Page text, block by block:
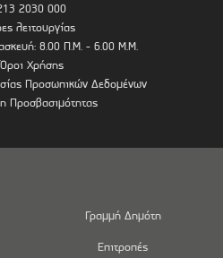
2030 000
λειτουργίας
8.00 Π.Μ. - 6.00 Μ.Μ.
Όροι Χρήσης
Προσωπικών Δεδομένων
Προσβασιμότητας
Γραμμή Δημότη
Επιτροπές